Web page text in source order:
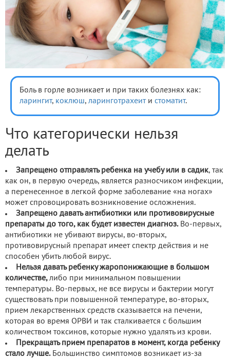
Боль в горле возникает и при таких болезнях как:
ларингит, коклюш, ларинготрахеити стоматит.
Что категорически нельзя
делать
Запрещено отправлять ребенка на учебу или в садик, так
как он, в первую очередь, является разносчиком инфекции,
а перенесенное в легкой форме заболевание «на ногах»
может спровоцировать возникновение осложнения.
Запрещено давать антибиотики или противовирусные
препараты до того, как будет известен диагноз.Во-первых,
антибиотики не убивают вирусы, во-вторых,
противовирусный препарат имеет спектр действия и не
способен убить любой вирус.
Нельзя давать ребенку жаропонижающие в большом
количестве,либо при минимальном повышении
температуры. Во-первых, не все вирусы и бактерии могут
существовать при повышенной температуре, во-вторых,
прием лекарственных средств сказывается на печени,
которая во время ОРВИ и так сталкивается с большим
количеством токсинов, которые нужно удалять из крови.
Прекращать прием препаратов в момент, когда ребенку
стало лучше.Большинство симптомов возникает из-за